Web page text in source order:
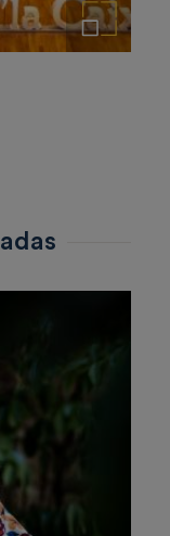
Ampliar imagen